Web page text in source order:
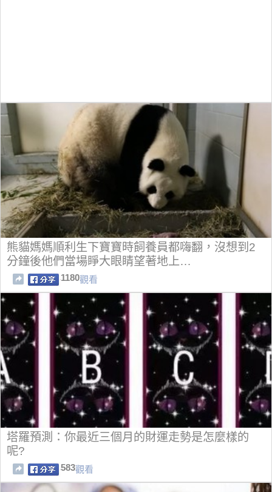
熊貓媽媽順利生下寶寶時飼養員都嗨翻，沒想到2
分鐘後他們當場睜大眼睛望著地上…
1180觀看
塔羅預測：你最近三個月的財運走勢是怎麼樣的
呢?
583觀看